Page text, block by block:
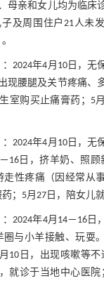
母亲和女儿均为临床
子及周围住户21人未
2024年4月10日，无
现腰腿及关节疼痛、
室购买止痛膏药；5
2024年4月10日，无
16日，挤羊奶、照顾
走性疼痛（因经常从
；5月27日，陪女儿就
2024年4月14－16日
圈与小羊接触、玩耍
10日，出现咳嗽等不
就诊于当地中心医院